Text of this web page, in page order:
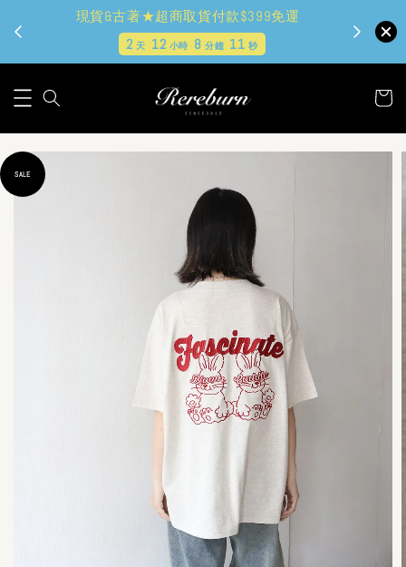
現貨&古著★超商取貨付款$399免運
2天 12小時 8分鐘 9秒
SALE